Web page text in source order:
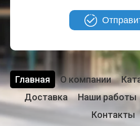
Главная О компании
Доставка
Наши работы
Контакты